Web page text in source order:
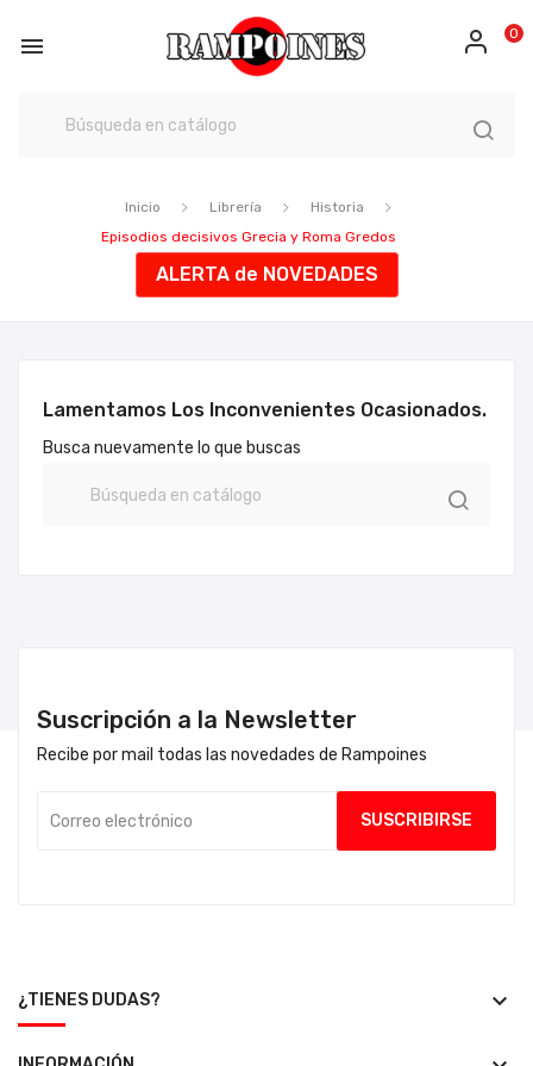
 0
Inicio Librería
Historia
Episodios decisivos Grecia y Roma Gredos
ALERTA de NOVEDADES
Lamentamos Los Inconvenientes Ocasionados.
Busca nuevamente lo que buscas
Suscripción a la Newsletter
Recibe por mail todas las novedades de Rampoines
¿TIENES DUDAS? keyboard_arrow_down